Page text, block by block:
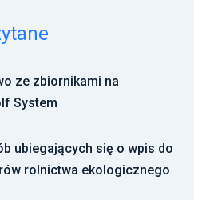
ze zbiornikami na
System
ubiegających się o wpis do
rolnictwa ekologicznego